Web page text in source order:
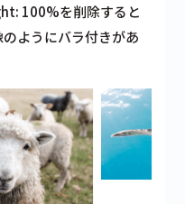
100%を削除すると
ようにバラ付きがあ